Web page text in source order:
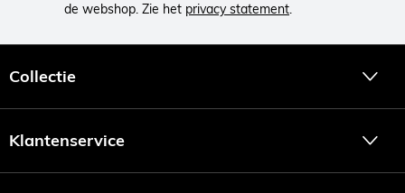
de webshop. Zie het privacy statement.
Collectie
Klantenservice